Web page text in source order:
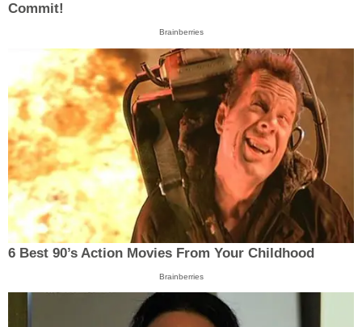
Commit!
Brainberries
6 Best 90’s Action Movies From Your Childhood
Brainberries